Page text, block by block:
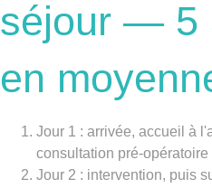
séjour — 5
en
Jour 1 : arrivée, accueil à
consultation pré-
Jour 2 : intervention, puis